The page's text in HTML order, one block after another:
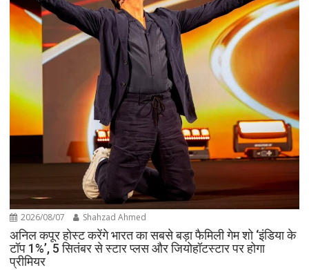
2026/08/07 Shahzad Ahmed
अनिल कपूर होस्ट करेंगे भारत का सबसे बड़ा फैमिली गेम शो ‘इंडिया के
टॉप 1%’, 5 सितंबर से स्टार प्लस और जियोहॉटस्टार पर होगा
प्रीमियर